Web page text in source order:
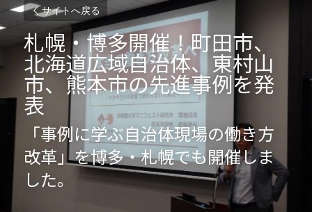
サイトへ戻る
札幌・博多開催！町田市、
北海道広域自治体、東村山
市、熊本市の先進事例を発
表
「事例に学ぶ自治体現場の働き方
改革」を博多・札幌でも開催しま
した。